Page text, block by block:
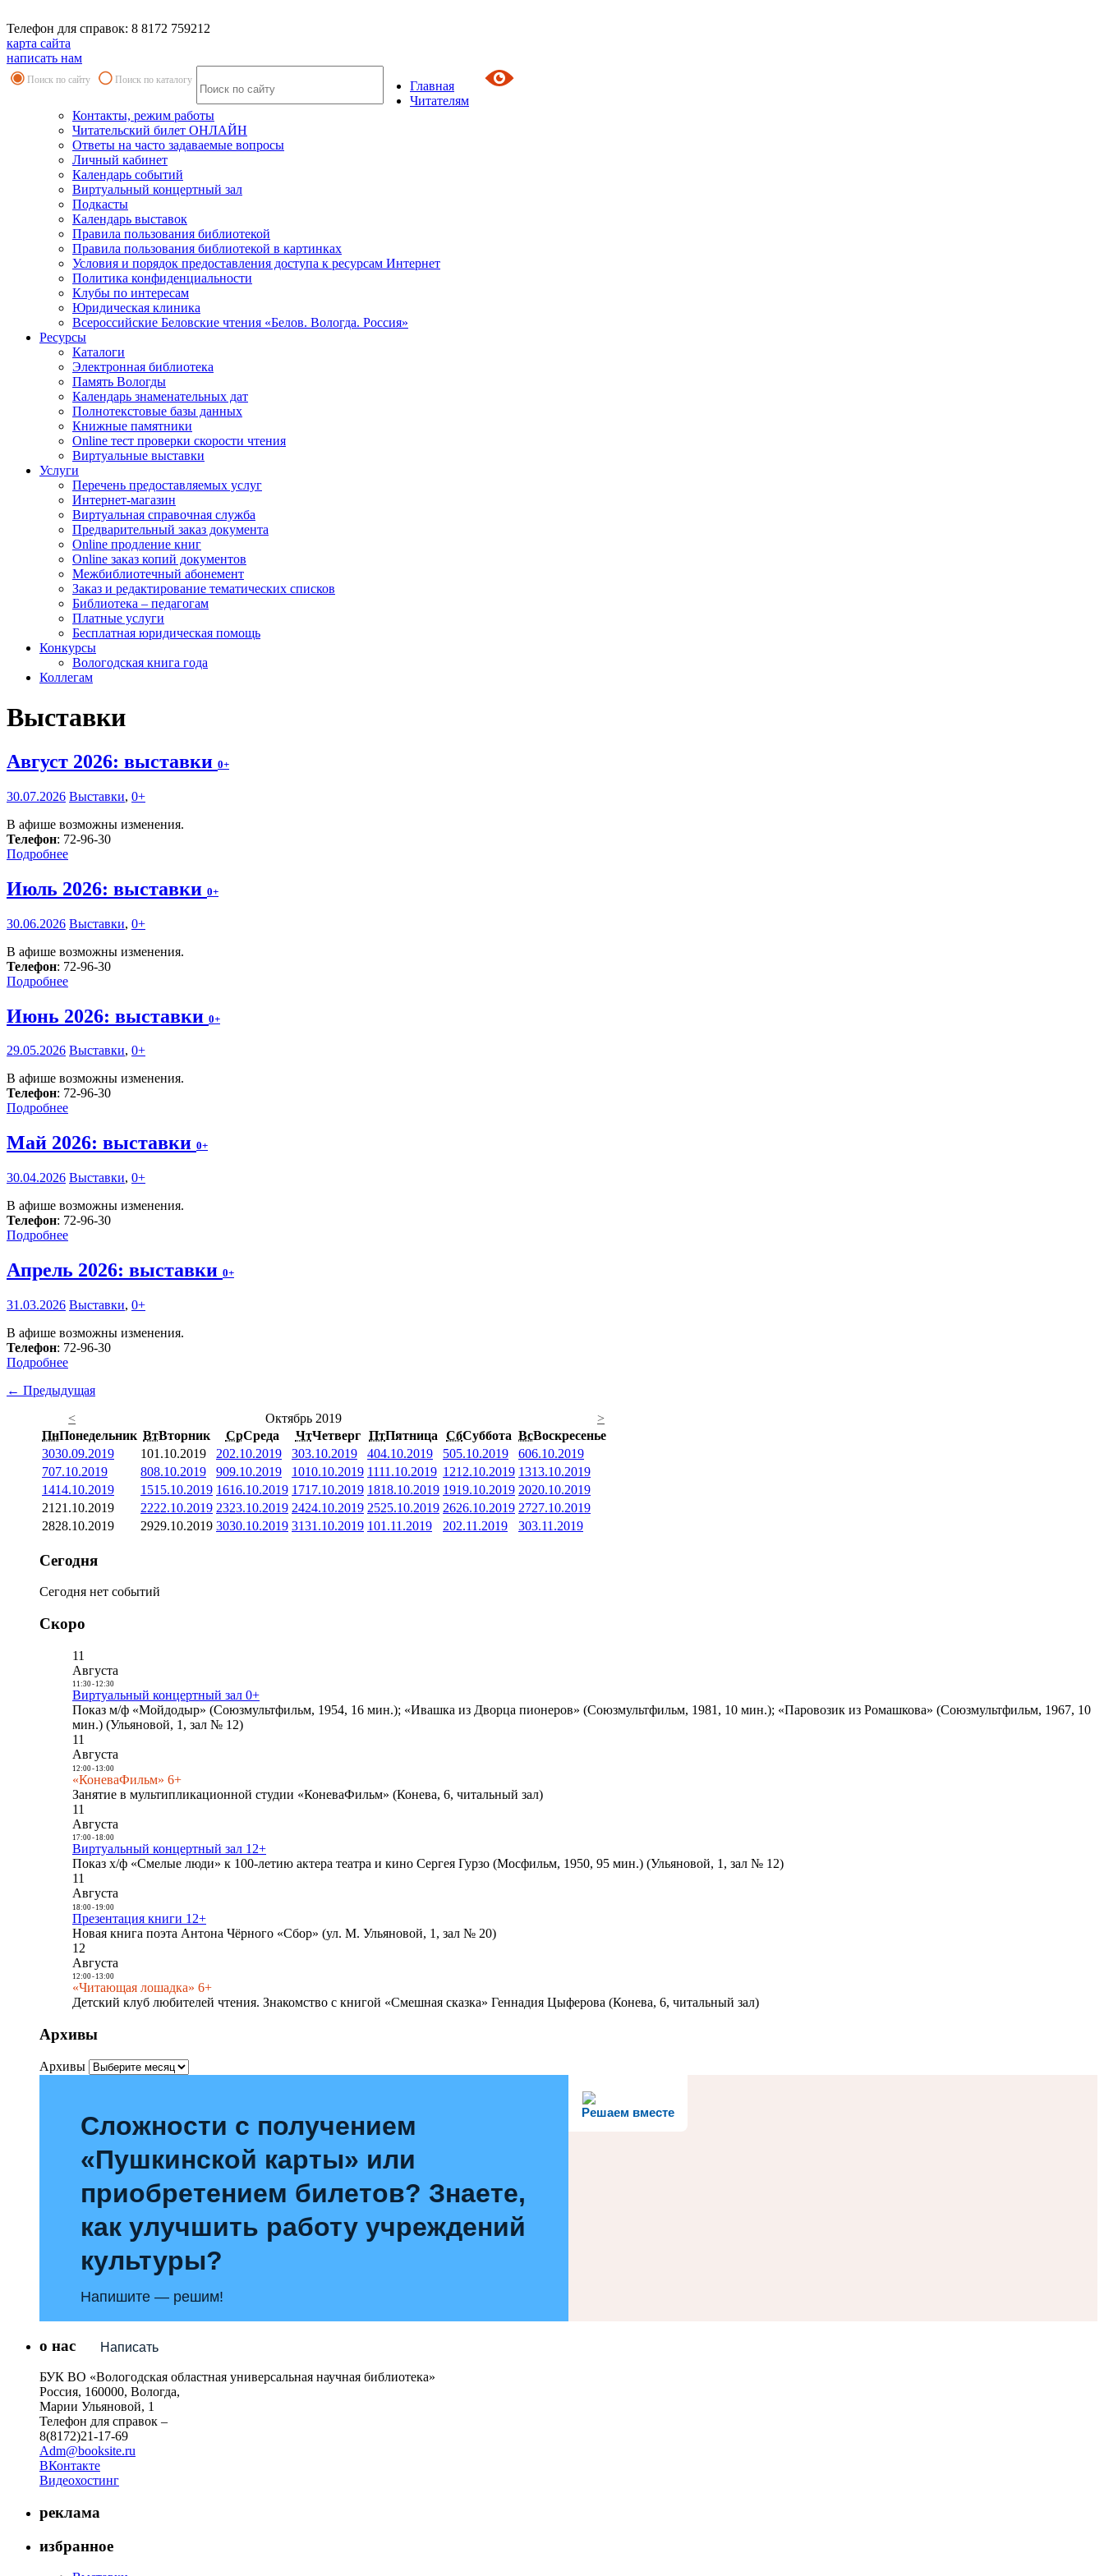
Телефон для справок: 8 8172 759212
карта сайта
написать нам
Поиск по сайту Поиск по каталогу
Главная
Читателям
Контакты, режим работы
Читательский билет ОНЛАЙН
Ответы на часто задаваемые вопросы
Личный кабинет
Календарь событий
Виртуальный концертный зал
Подкасты
Календарь выставок
Правила пользования библиотекой
Правила пользования библиотекой в картинках
Условия и порядок предоставления доступа к ресурсам Интернет
Политика конфиденциальности
Клубы по интересам
Юридическая клиника
Всероссийские Беловские чтения «Белов. Вологда. Россия»
Ресурсы
Каталоги
Электронная библиотека
Память Вологды
Календарь знаменательных дат
Полнотекстовые базы данных
Книжные памятники
Online тест проверки скорости чтения
Виртуальные выставки
Услуги
Перечень предоставляемых услуг
Интернет-магазин
Виртуальная справочная служба
Предварительный заказ документа
Online продление книг
Online заказ копий документов
Межбиблиотечный абонемент
Заказ и редактирование тематических списков
Библиотека – педагогам
Платные услуги
Бесплатная юридическая помощь
Конкурсы
Вологодская книга года
Коллегам
Выставки
Август 2026: выставки 0+
30.07.2026 Выставки, 0+
В афише возможны изменения.
Телефон: 72-96-30
Подробнее
Июль 2026: выставки 0+
30.06.2026 Выставки, 0+
В афише возможны изменения.
Телефон: 72-96-30
Подробнее
Июнь 2026: выставки 0+
29.05.2026 Выставки, 0+
В афише возможны изменения.
Телефон: 72-96-30
Подробнее
Май 2026: выставки 0+
30.04.2026 Выставки, 0+
В афише возможны изменения.
Телефон: 72-96-30
Подробнее
Апрель 2026: выставки 0+
31.03.2026 Выставки, 0+
В афише возможны изменения.
Телефон: 72-96-30
Подробнее
← Предыдущая
<
Октябрь 2019
>
ПнПонедельник ВтВторник СрСреда ЧтЧетверг ПтПятница СбСуббота ВсВоскресенье
3030.09.2019 101.10.2019 202.10.2019 303.10.2019 404.10.2019 505.10.2019 606.10.2019
707.10.2019 808.10.2019 909.10.2019 1010.10.2019 1111.10.2019 1212.10.2019 1313.10.2019
1414.10.2019 1515.10.2019 1616.10.2019 1717.10.2019 1818.10.2019 1919.10.2019 2020.10.2019
21 21.10.2019 2222.10.2019 2323.10.2019 2424.10.2019 2525.10.2019 2626.10.2019 2727.10.2019
2828.10.2019 2929.10.2019 3030.10.2019 3131.10.2019 101.11.2019 202.11.2019 303.11.2019
Сегодня
Сегодня нет событий
Скоро
11
Августа
11:30- 12:30
Виртуальный концертный зал 0+
Показ м/ф «Мойдодыр» (Союзмультфильм, 1954, 16 мин.); «Ивашка из Дворца пионеров» (Союзмультфильм, 1981, 10 мин.); «Паровозик из Ромашкова» (Союзмультфильм, 1967, 10
мин.) (Ульяновой, 1, зал № 12)
11
Августа
12:00- 13:00
«КоневаФильм» 6+
Занятие в мультипликационной студии «КоневаФильм» (Конева, 6, читальный зал)
11
Августа
17:00- 18:00
Виртуальный концертный зал 12+
Показ х/ф «Смелые люди» к 100-летию актера театра и кино Сергея Гурзо (Мосфильм, 1950, 95 мин.) (Ульяновой, 1, зал № 12)
11
Августа
18:00- 19:00
Презентация книги 12+
Новая книга поэта Антона Чёрного «Сбор» (ул. М. Ульяновой, 1, зал № 20)
12
Августа
12:00- 13:00
«Читающая лошадка» 6+
Детский клуб любителей чтения. Знакомство с книгой «Смешная сказка» Геннадия Цыферова (Конева, 6, читальный зал)
Архивы
Архивы
Решаем вместе
Сложности с получением
«Пушкинской карты» или
приобретением билетов? Знаете,
как улучшить работу учреждений
культуры?
Напишите — решим!
Написать
о нас
БУК ВО «Вологодская областная универсальная научная библиотека»
Россия, 160000, Вологда,
Марии Ульяновой, 1
Телефон для справок –
8(8172)21-17-69
Adm@booksite.ru
ВКонтакте
Видеохостинг
реклама
избранное